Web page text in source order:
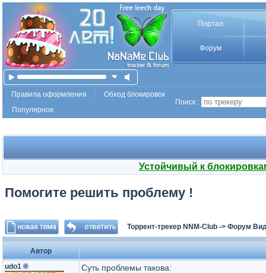
Портал
Форум
Правила оформления
Обход блокировок
Популярное
Поиск :
Устойчивый к
Помогите решить проблему !
Торрент-трекер NNM-Club -> Форум
Автор
udo1 ®
Суть проблемы такова: